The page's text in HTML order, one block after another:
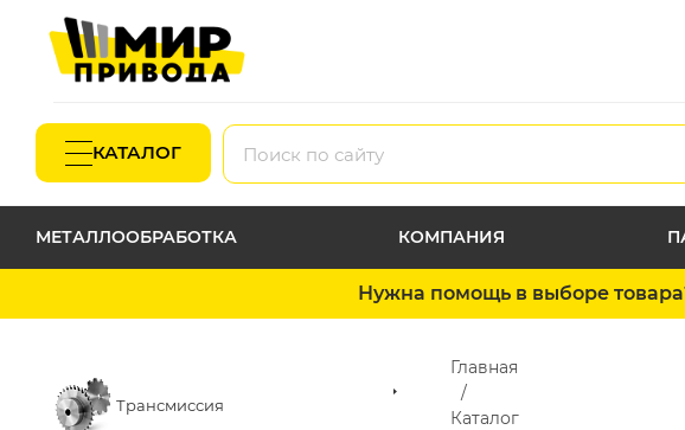
КАТАЛОГ
МЕТАЛЛООБРАБОТКА КОМПАНИЯ
Нужна помощь в выборе
Трансмиссия
Главная
Каталог